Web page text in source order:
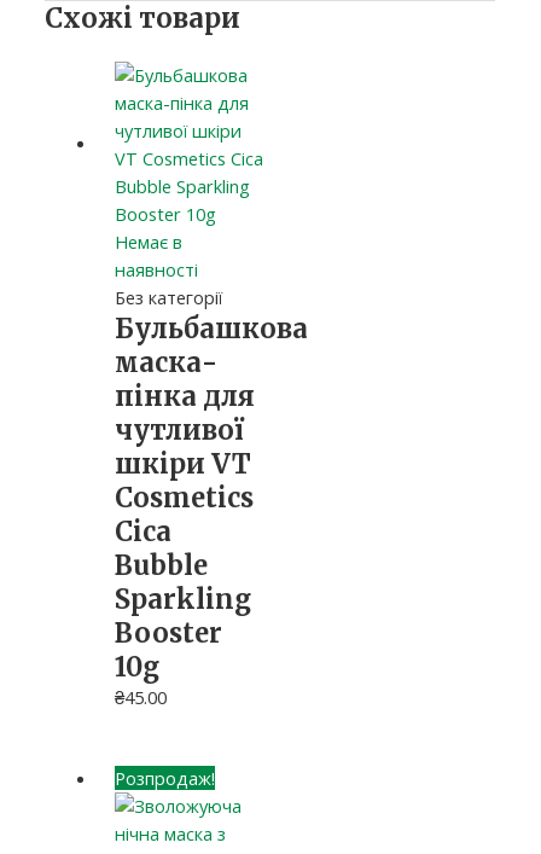
Схожі товари
Немає в
наявності
Без категорії
Бульбашкова
маска-
пінка для
чутливої
шкіри VT
Cosmetics
Cica
Bubble
Sparkling
Booster
10g
₴45.00
Розпродаж!